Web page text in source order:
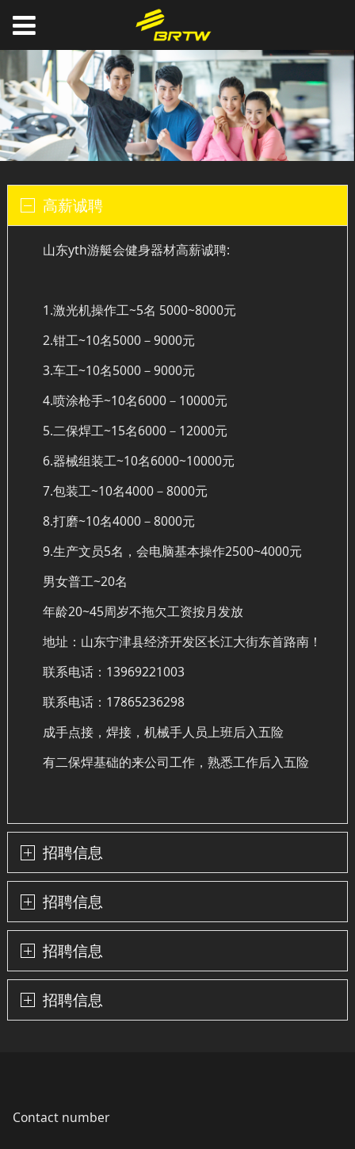
高薪诚聘
山东yth游艇会健身器材高薪诚聘:
1.激光机操作工~5名 5000~8000元
2.钳工~10名5000－9000元
3.车工~10名5000－9000元
4.喷涂枪手~10名6000－10000元
5.二保焊工~15名6000－12000元
6.器械组装工~10名6000~10000元
7.包装工~10名4000－8000元
8.打磨~10名4000－8000元
9.生产文员5名，会电脑基本操作2500~4000元
男女普工~20名
年龄20~45周岁不拖欠工资按月发放
地址：山东宁津县经济开发区长江大街东首路南！
联系电话：13969221003
联系电话：17865236298
成手点接，焊接，机械手人员上班后入五险
有二保焊基础的来公司工作，熟悉工作后入五险
招聘信息
招聘信息
招聘信息
招聘信息
Contact number